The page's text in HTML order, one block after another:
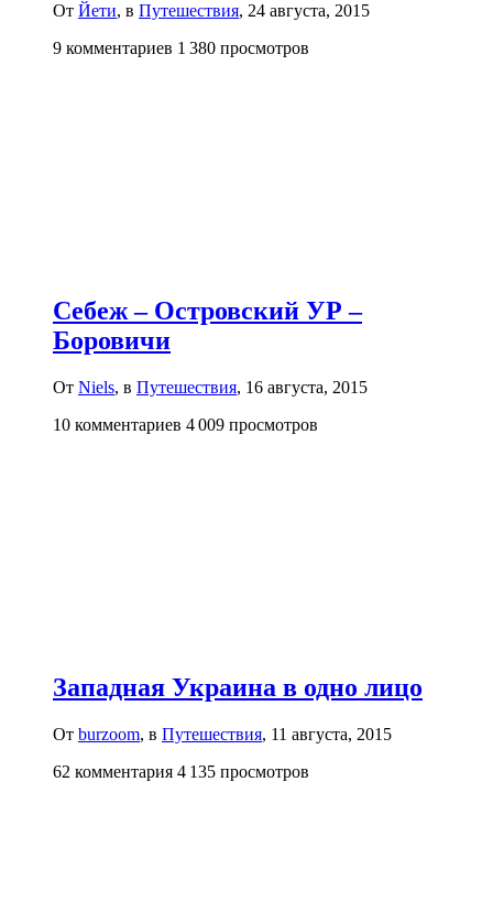
От Йети, в Путешествия, 24 августа, 2015
9 комментариев 1 380 просмотров
Себеж – Островский УР –
Боровичи
От Niels, в Путешествия, 16 августа, 2015
10 комментариев 4 009 просмотров
Западная Украина в одно лицо
От burzoom, в Путешествия, 11 августа, 2015
62 комментария 4 135 просмотров